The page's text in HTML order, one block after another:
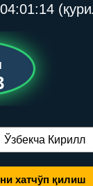
04:01:14
Тилни
хатчўп қилиш